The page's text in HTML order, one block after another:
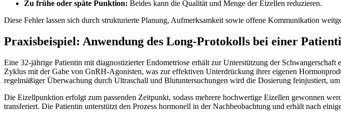
Zu frühe oder späte Punktion: Beides kann die Qualität und Menge der Eizellen reduzieren.
Diese Fehler lassen sich durch strukturierte Planung, Aufmerksamkeit sowie offene Kommunikation
Praxisbeispiel: Anwendung des Long-Protokolls bei einer
Eine 32-jährige Patientin mit diagnostizierter Endometriose erhält zur Unterstützung der
Zyklus mit der Gabe von GnRH-Agonisten, was zur effektiven Unterdrückung ihrer eigenen
regelmäßiger Überwachung durch Ultraschall und Blutuntersuchungen wird die Dosierung feinjustiert,
Die Eizellpunktion erfolgt zum passenden Zeitpunkt, sodass mehrere hochwertige Eizellen gewonnen
transferiert. Die Patientin unterstützt den Prozess hormonell in der Nachbeobachtung und erhält nach